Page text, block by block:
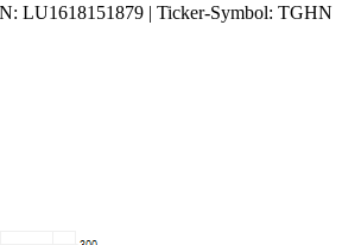
LU1618151879 | Ticker-Symbol: TGHN